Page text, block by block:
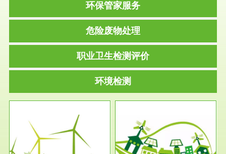
环保管家服务
危险废物处理
职业卫生检测评价
环境检测
服务范围